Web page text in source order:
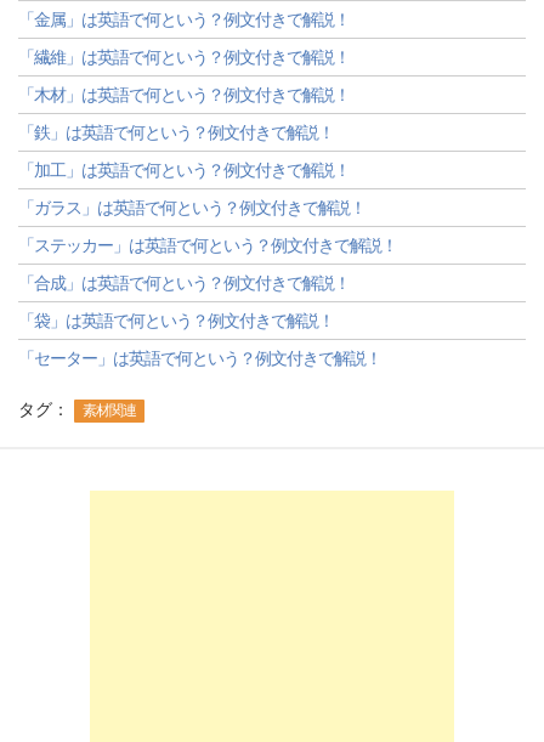
「金属」は英語で何という？例文付きで解説！
「繊維」は英語で何という？例文付きで解説！
「木材」は英語で何という？例文付きで解説！
「鉄」は英語で何という？例文付きで解説！
「加工」は英語で何という？例文付きで解説！
「ガラス」は英語で何という？例文付きで解説！
「ステッカー」は英語で何という？例文付きで解説！
「合成」は英語で何という？例文付きで解説！
「袋」は英語で何という？例文付きで解説！
「セーター」は英語で何という？例文付きで解説！
タグ： 素材関連